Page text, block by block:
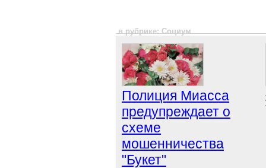
в рубрике: Социум
Полиция Миасса
предупреждает о
схеме
мошенничества
"Букет"